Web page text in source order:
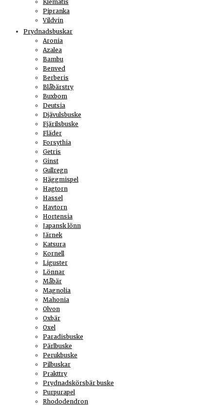
Klematis
Pipranka
Vildvin
Prydnadsbuskar
Aronia
Azalea
Bambu
Benved
Berberis
Blåbärstry
Buxbom
Deutsia
Djävulsbuske
Fjärilsbuske
Fläder
Forsythia
Getris
Ginst
Gullregn
Häggmispel
Hagtorn
Hassel
Havtorn
Hortensia
Japansk lönn
Järnek
Katsura
Kornell
Liguster
Lönnar
Måbär
Magnolia
Mahonia
Olvon
Oxbär
Oxel
Paradisbuske
Pärlbuske
Perukbuske
Pilbuskar
Prakttry
Prydnadskörsbär buske
Purpurapel
Rhododendron